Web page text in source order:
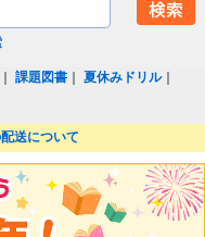
｜課題図書 ｜夏休みドリル｜
送について